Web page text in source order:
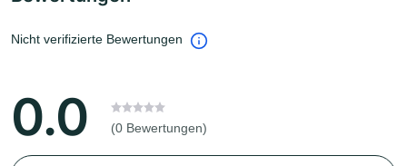
Nicht verifizierte Bewertungen
0.0 (0 Bewertungen)